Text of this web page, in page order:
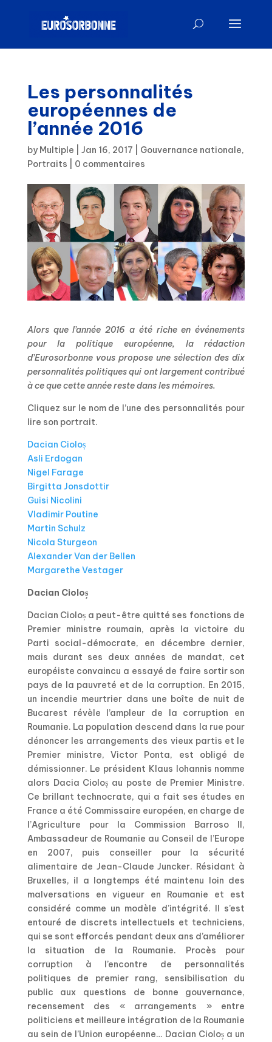
Les personnalités
européennes de
l’année 2016
by Multiple Jan 16, 2017 Gouvernance nationale,
Portraits
0 commentaires
Alors que l’année 2016 a été riche en événements
pour la politique européenne, la rédaction
d’Eurosorbonne vous propose une sélection des dix
personnalités politiques qui ont largement contribué
à ce que cette année reste dans les mémoires.
Cliquez sur le nom de l’une des personnalités pour
lire son portrait.
Dacian Cioloș
Asli Erdogan
Nigel Farage
Birgitta Jonsdottir
Guisi Nicolini
Vladimir Poutine
Martin Schulz
Nicola Sturgeon
Alexander Van der Bellen
Margarethe Vestager
Dacian Cioloș
Dacian Cioloș a peut-être quitté ses fonctions de
Premier ministre roumain, après la victoire du
Parti social-démocrate, en décembre dernier,
mais durant ses deux années de mandat, cet
européiste convaincu a essayé de faire sortir son
pays de la pauvreté et de la corruption. En 2015,
un incendie meurtrier dans une boîte de nuit de
Bucarest révèle l’ampleur de la corruption en
Roumanie. La population descend dans la rue pour
dénoncer les arrangements des vieux partis et le
Premier ministre, Victor Ponta, est obligé de
démissionner. Le président Klaus Iohannis nomme
alors Dacia Cioloș au poste de Premier Ministre.
Ce brillant technocrate, qui a fait ses études en
France a été Commissaire européen, en charge de
l’Agriculture pour la Commission Barroso II,
Ambassadeur de Roumanie au Conseil de l’Europe
en 2007, puis conseiller pour la sécurité
alimentaire de Jean-Claude Juncker. Résidant à
Bruxelles, il a longtemps été maintenu loin des
malversations en vigueur en Roumanie et est
considéré comme un modèle d’intégrité. Il s’est
entouré de discrets intellectuels et techniciens,
qui se sont efforcés pendant deux ans d’améliorer
la situation de la Roumanie. Procès pour
corruption à l’encontre de personnalités
politiques de premier rang, sensibilisation du
public aux questions de bonne gouvernance,
recensement des « arrangements » entre
politiciens et meilleure intégration de la Roumanie
au sein de l’Union européenne… Dacian Cioloș a un